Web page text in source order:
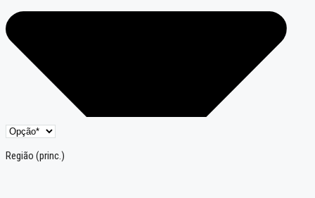
Região (princ.)